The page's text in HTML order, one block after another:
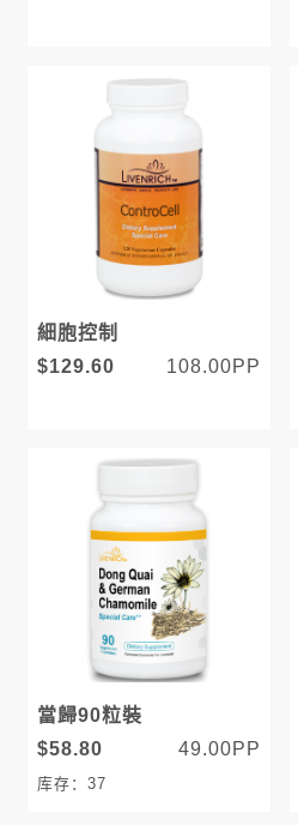
細胞控制
$129.60
108.00PP
當歸90粒裝
$58.80
49.00PP
库存：37